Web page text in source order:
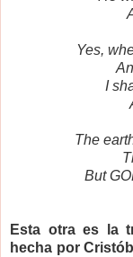
Yes,
I
The
But
Esta otra es la
hecha por